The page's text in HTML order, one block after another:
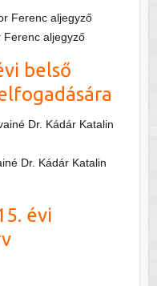
Ferenc aljegyző
Ferenc aljegyző
belső
Dr. Kádár Katalin
Dr. Kádár Katalin
évi